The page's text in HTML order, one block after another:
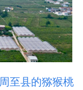
至县的猕猴桃